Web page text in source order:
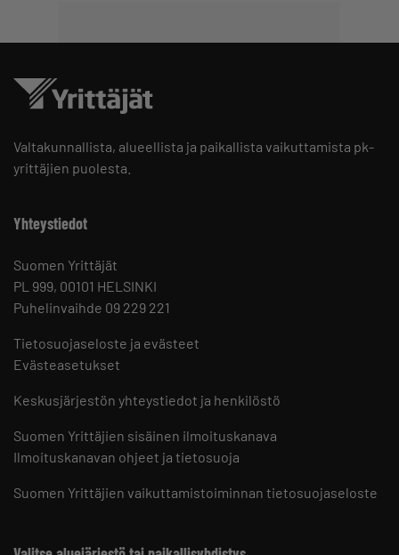
Valtakunnallista, alueellista ja paikallista vaikuttamista pk-
yrittäjien puolesta.
Yhteystiedot
Suomen Yrittäjät
PL 999, 00101 HELSINKI
Puhelinvaihde 09 229 221
Tietosuojaseloste ja evästeet
Evästeasetukset
Keskusjärjestön yhteystiedot ja henkilöstö
Suomen Yrittäjien sisäinen ilmoituskanava
Ilmoituskanavan ohjeet ja tietosuoja
Suomen Yrittäjien vaikuttamistoiminnan tietosuojaseloste